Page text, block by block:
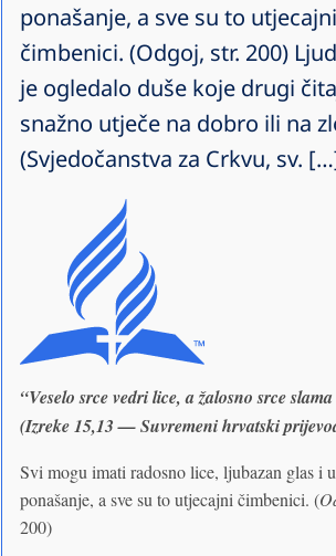
ponašanje, a sve su to utjecajni
čimbenici. (Odgoj, str. 200)
je ogledalo duše koje drugi
snažno utječe na dobro ili na
(Svjedočanstva za Crkvu, sv.
“Veselo srce vedri lice, a žalosno srce
(Izreke 15,13 — Suvremeni hrvatski
Svi mogu imati radosno lice, ljubazan glas i
ponašanje, a sve su to utjecajni čimbenici. (
200)